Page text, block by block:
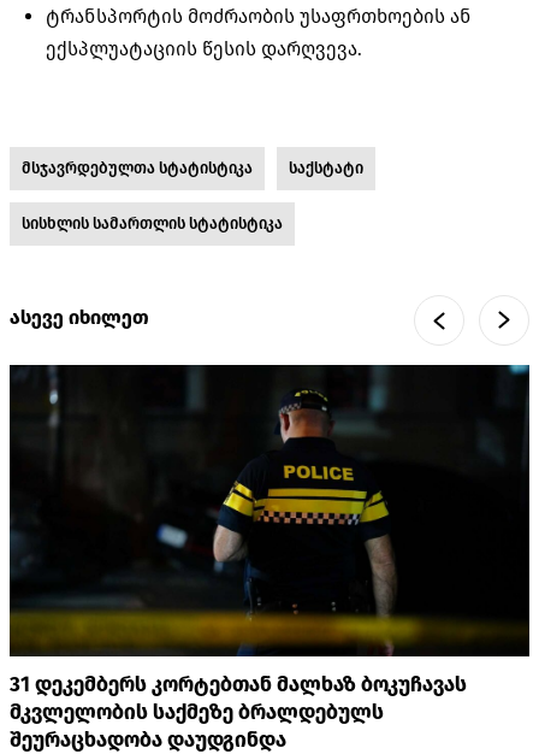
ტრანსპორტის მოძრაობის უსაფრთხოების ან
ექსპლუატაციის წესის დარღვევა.
მსჯავრდებულთა სტატისტიკა საქსტატი
სისხლის სამართლის სტატისტიკა
ასევე იხილეთ
31 დეკემბერს კორტებთან მალხაზ ბოკუჩავას
მკვლელობის საქმეზე ბრალდებულს
შეურაცხადობა დაუდგინდა